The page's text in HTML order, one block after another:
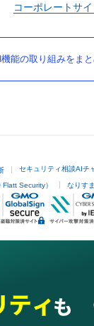
コーポレートサイ
能の取り組みをまと
セキュリティ相談AIチ
Security） なりす